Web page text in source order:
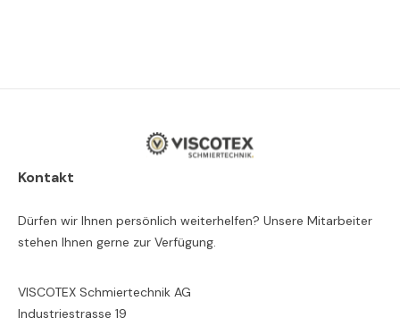
Kontakt
Dürfen wir Ihnen persönlich weiterhelfen? Unsere Mitarbeiter
stehen Ihnen gerne zur Verfügung.
VISCOTEX Schmiertechnik AG
Industriestrasse 19